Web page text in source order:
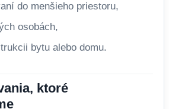
do menšieho priestoru,
osobách,
bytu alebo domu.
ktoré